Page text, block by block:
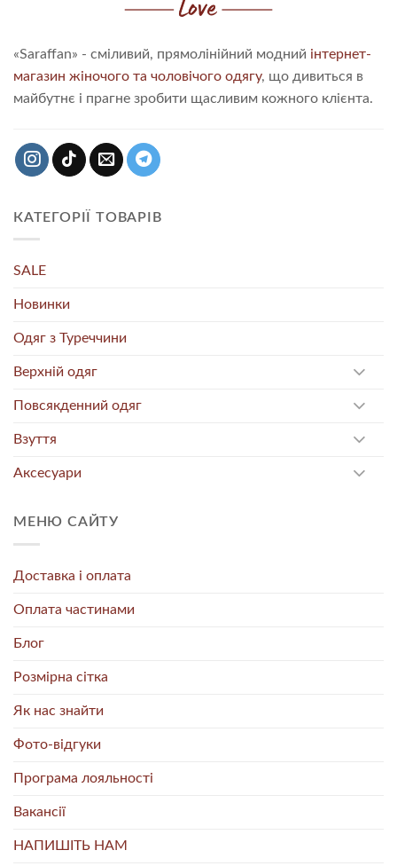
«Saraffan» - сміливий, прямолінійний модний інтернет-
магазин жіночого та чоловічого одягу, що дивиться в
майбутнє і прагне зробити щасливим кожного клієнта.
КАТЕГОРІЇ ТОВАРІВ
SALE
Новинки
Одяг з Туреччини
Верхній одяг
Повсякденний одяг
Взуття
Аксесуари
МЕНЮ САЙТУ
Доставка і оплата
Оплата частинами
Блог
Розмірна сітка
Як нас знайти
Фото-відгуки
Програма лояльності
Вакансії
НАПИШІТЬ НАМ